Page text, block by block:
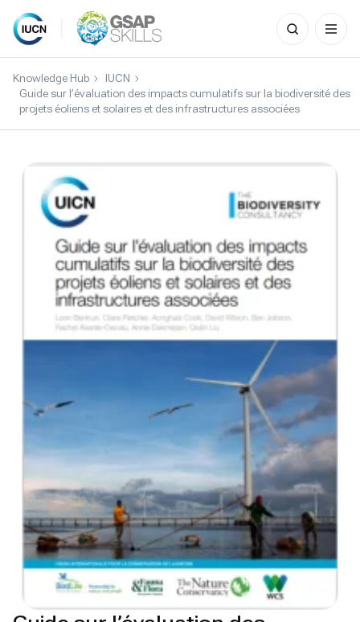
Skip
content
Search
for:
Knowledge Hub
IUCN
Guide sur l’évaluation des impacts cumulatifs sur la biodiversité des
projets éoliens et solaires et des infrastructures associées